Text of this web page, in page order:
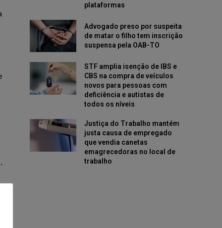
plataformas
Advogado preso por suspeita
de matar o filho tem inscrição
suspensa pela OAB-TO
STF amplia isenção de IBS e
CBS na compra de veículos
novos para pessoas com
deficiência e autistas de
todos os níveis
Justiça do Trabalho mantém
justa causa de empregado
que vendia canetas
emagrecedoras no local de
trabalho